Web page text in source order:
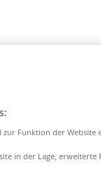
zur Funktion der
in der Lage,